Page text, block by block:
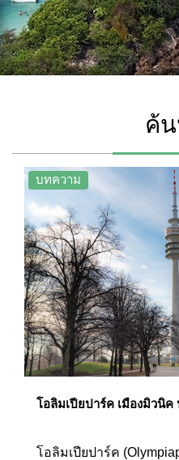
ค้
บทความ
โอลิมเปียปาร์ค เมืองมิวนิค
โอลิมเปียปาร์ค